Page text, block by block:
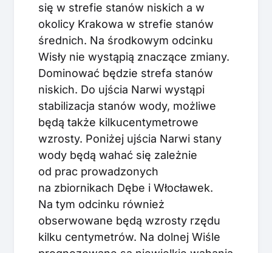
się w strefie stanów niskich a w
okolicy Krakowa w strefie stanów
średnich. Na środkowym odcinku
Wisły nie wystąpią znaczące zmiany.
Dominować będzie strefa stanów
niskich. Do ujścia Narwi wystąpi
stabilizacja stanów wody, możliwe
będą także kilkucentymetrowe
wzrosty. Poniżej ujścia Narwi stany
wody będą wahać się zależnie
od prac prowadzonych
na zbiornikach Dębe i Włocławek.
Na tym odcinku również
obserwowane będą wzrosty rzędu
kilku centymetrów. Na dolnej Wiśle